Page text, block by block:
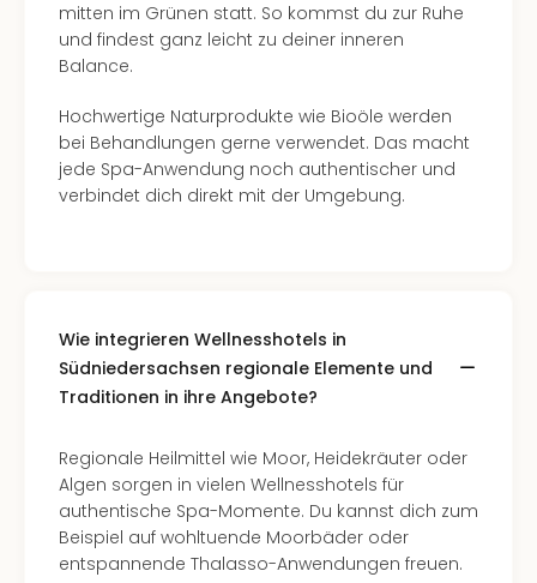
mitten im Grünen statt. So kommst du zur Ruhe
und findest ganz leicht zu deiner inneren
Balance.
Hochwertige Naturprodukte wie Bioöle werden
bei Behandlungen gerne verwendet. Das macht
jede Spa-Anwendung noch authentischer und
verbindet dich direkt mit der Umgebung.
Wie integrieren Wellnesshotels in
Südniedersachsen regionale Elemente und
Traditionen in ihre Angebote?
Regionale Heilmittel wie Moor, Heidekräuter oder
Algen sorgen in vielen Wellnesshotels für
authentische Spa-Momente. Du kannst dich zum
Beispiel auf wohltuende Moorbäder oder
entspannende Thalasso-Anwendungen freuen.